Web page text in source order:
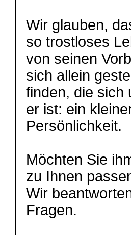
Wir glauben,
so trostloses
von seinen
sich allein
finden, die sich
er ist: ein
Persönlichkeit.
Möchten Sie
zu Ihnen
Wir
Fragen.